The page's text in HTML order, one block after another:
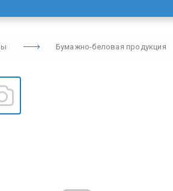
Бумажно-беловая продукция